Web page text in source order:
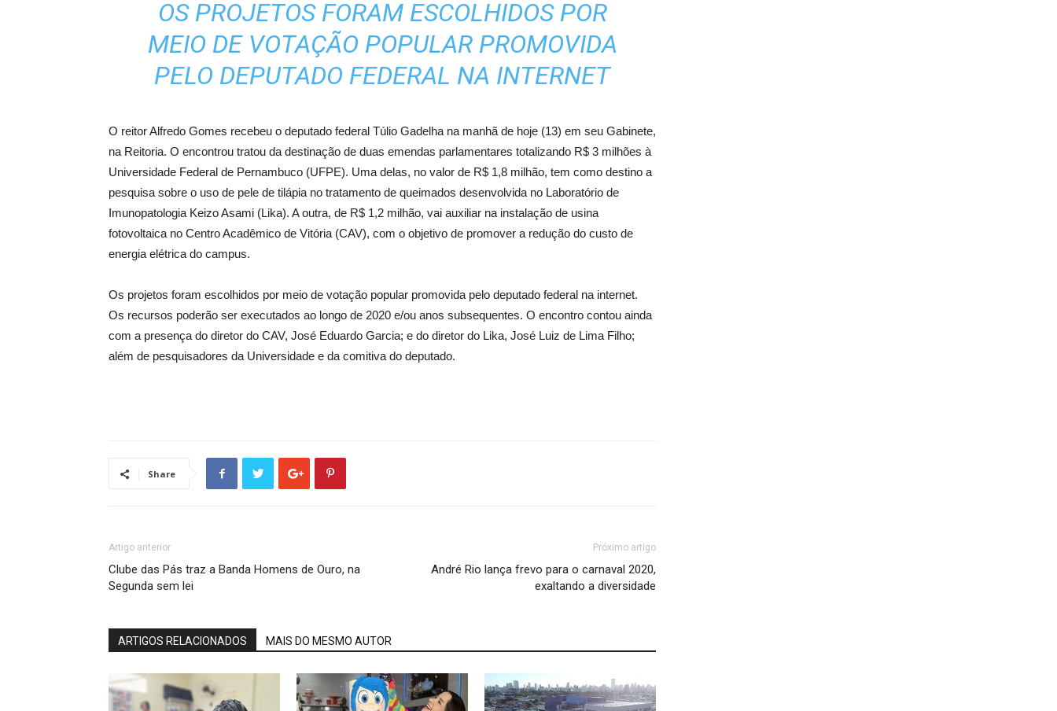
OS PROJETOS FORAM ESCOLHIDOS POR
MEIO DE VOTAÇÃO POPULAR PROMOVIDA
PELO DEPUTADO FEDERAL NA INTERNET
O reitor Alfredo Gomes recebeu o deputado federal Túlio Gadelha na manhã de hoje (13) em seu Gabinete,
na Reitoria. O encontrou tratou da destinação de duas emendas parlamentares totalizando R$ 3 milhões à
Universidade Federal de Pernambuco (UFPE). Uma delas, no valor de R$ 1,8 milhão, tem como destino a
pesquisa sobre o uso de pele de tilápia no tratamento de queimados desenvolvida no Laboratório de
Imunopatologia Keizo Asami (Lika). A outra, de R$ 1,2 milhão, vai auxiliar na instalação de usina
fotovoltaica no Centro Acadêmico de Vitória (CAV), com o objetivo de promover a redução do custo de
energia elétrica do campus.
Os projetos foram escolhidos por meio de votação popular promovida pelo deputado federal na internet.
Os recursos poderão ser executados ao longo de 2020 e/ou anos subsequentes. O encontro contou ainda
com a presença do diretor do CAV, José Eduardo Garcia; e do diretor do Lika, José Luiz de Lima Filho;
além de pesquisadores da Universidade e da comitiva do deputado.
Share
Artigo anterior
Clube das Pás traz a Banda Homens de Ouro, na
Segunda sem lei
Próximo artigo
André Rio lança frevo para o carnaval 2020,
exaltando a diversidade
ARTIGOS RELACIONADOS MAIS DO MESMO AUTOR